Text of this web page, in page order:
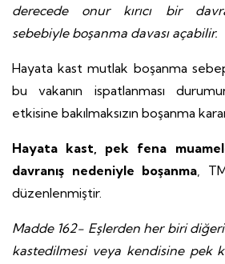
derecede onur kırıcı bir
sebebiyle boşanma davası açabilir.
Hayata kast mutlak boşanma
bu vakanın ispatlanması
etkisine bakılmaksızın boşanma
Hayata kast, pek fena
davranış nedeniyle boşanma,
düzenlenmiştir.
Madde 162- Eşlerden her biri
kastedilmesi veya kendisine pek